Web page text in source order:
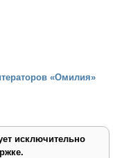
«Омилия»
исключительно